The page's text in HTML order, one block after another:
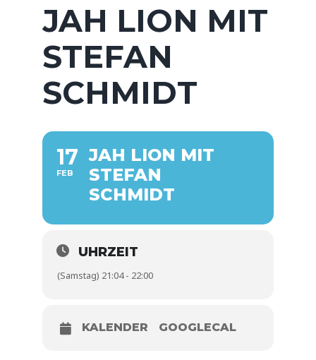
JAH LION MIT
STEFAN
SCHMIDT
17
FEB
JAH LION MIT
STEFAN
SCHMIDT
UHRZEIT
(Samstag) 21:04 - 22:00
KALENDER GOOGLECAL